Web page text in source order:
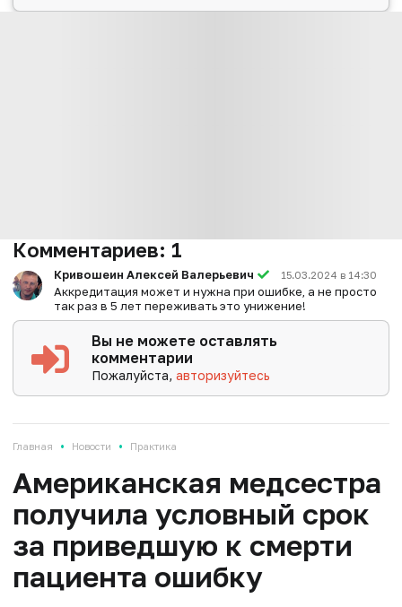
Комментариев: 1
Кривошеин Алексей Валерьевич 15.03.2024 в 14:30
Аккредитация может и нужна при ошибке, а не просто
так раз в 5 лет переживать это унижение!
Вы не можете оставлять
комментарии
Пожалуйста,авторизуйтесь
Главная • Новости • Практика
Американская медсестра
получила условный срок
за приведшую к смерти
пациента ошибку